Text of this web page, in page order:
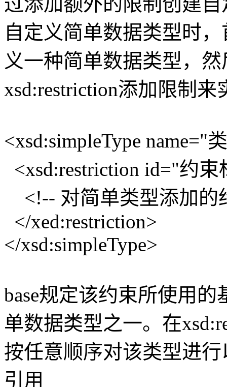
自定义简单数据类型时
义一种简单数据类型，
xsd:restriction添加限制
<xsd:simpleType name="
<xsd:restriction id="约
<!-- 对简单类型添加的
</xed:restriction>
</xsd:simpleType>
base规定该约束所使用
单数据类型之一。在
按任意顺序对该类型进
引用